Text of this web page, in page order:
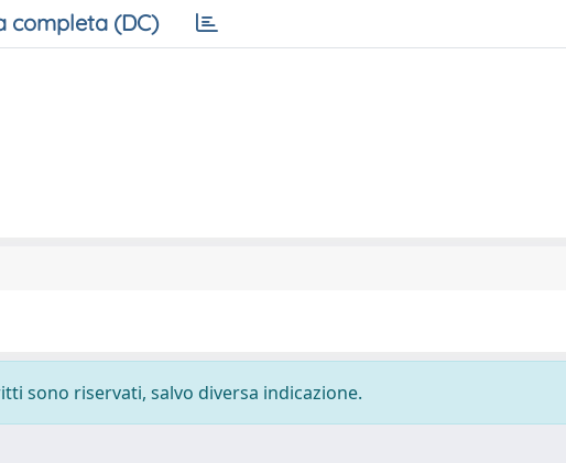
completa (DC)
sono riservati, salvo diversa indicazione.